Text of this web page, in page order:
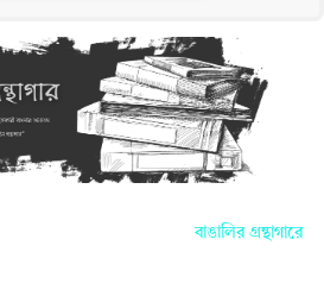
বাঙালির গ্রন্থাগারে